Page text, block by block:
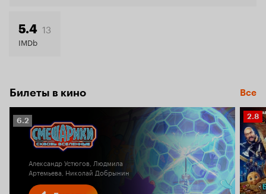
5.4 13
IMDb
Билеты в кино Все
Рейтинг
Кинопоиска
6.2
Александр Устюгов, Людмила
Артемьева, Николай Добрынин
2.8
2.8